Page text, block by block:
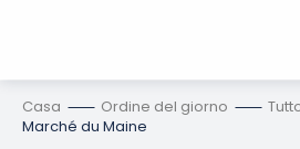
Casa Ordine del giorno
Marché du Maine